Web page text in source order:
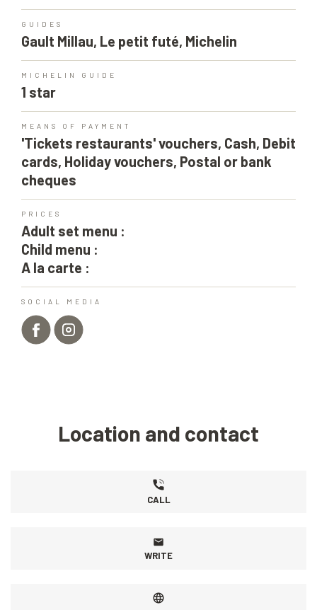
GUIDES
Gault Millau, Le petit futé, Michelin
MICHELIN GUIDE
1 star
MEANS OF PAYMENT
'Tickets restaurants' vouchers, Cash, Debit
cards, Holiday vouchers, Postal or bank
cheques
PRICES
Adult set menu :
Child menu :
A la carte :
SOCIAL MEDIA
Location and contact
CALL
WRITE